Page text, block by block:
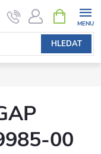
HLEDAT
NÁKUPNÍ
KOŠÍK
00